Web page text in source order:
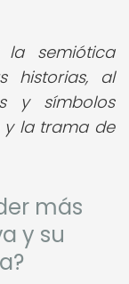
la semiótica
historias, al
y símbolos
y la trama de
más
y su